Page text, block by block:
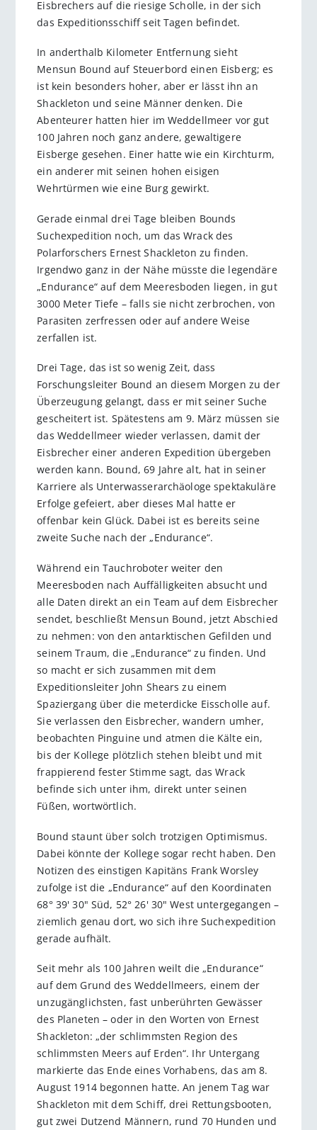
Eisbrechers auf die riesige Scholle, in der sich
das Expeditionsschiff seit Tagen befindet.
In anderthalb Kilometer Entfernung sieht
Mensun Bound auf Steuerbord einen Eisberg; es
ist kein besonders hoher, aber er lässt ihn an
Shackleton und seine Männer denken. Die
Abenteurer hatten hier im Weddellmeer vor gut
100 Jahren noch ganz andere, gewaltigere
Eisberge gesehen. Einer hatte wie ein Kirchturm,
ein anderer mit seinen hohen eisigen
Wehrtürmen wie eine Burg gewirkt.
Gerade einmal drei Tage bleiben Bounds
Suchexpedition noch, um das Wrack des
Polarforschers Ernest Shackleton zu finden.
Irgendwo ganz in der Nähe müsste die legendäre
„Endurance“ auf dem Meeresboden liegen, in gut
3000 Meter Tiefe – falls sie nicht zerbrochen, von
Parasiten zerfressen oder auf andere Weise
zerfallen ist.
Drei Tage, das ist so wenig Zeit, dass
Forschungsleiter Bound an diesem Morgen zu der
Überzeugung gelangt, dass er mit seiner Suche
gescheitert ist. Spätestens am 9. März müssen sie
das Weddellmeer wieder verlassen, damit der
Eisbrecher einer anderen Expedition übergeben
werden kann. Bound, 69 Jahre alt, hat in seiner
Karriere als Unterwasserarchäologe spektakuläre
Erfolge gefeiert, aber dieses Mal hatte er
offenbar kein Glück. Dabei ist es bereits seine
zweite Suche nach der „Endurance“.
Während ein Tauchroboter weiter den
Meeresboden nach Auffälligkeiten absucht und
alle Daten direkt an ein Team auf dem Eisbrecher
sendet, beschließt Mensun Bound, jetzt Abschied
zu nehmen: von den antarktischen Gefilden und
seinem Traum, die „Endurance“ zu finden. Und
so macht er sich zusammen mit dem
Expeditionsleiter John Shears zu einem
Spaziergang über die meterdicke Eisscholle auf.
Sie verlassen den Eisbrecher, wandern umher,
beobachten Pinguine und atmen die Kälte ein,
bis der Kollege plötzlich stehen bleibt und mit
frappierend fester Stimme sagt, das Wrack
befinde sich unter ihm, direkt unter seinen
Füßen, wortwörtlich.
Bound staunt über solch trotzigen Optimismus.
Dabei könnte der Kollege sogar recht haben. Den
Notizen des einstigen Kapitäns Frank Worsley
zufolge ist die „Endurance“ auf den Koordinaten
68° 39' 30" Süd, 52° 26' 30" West untergegangen –
ziemlich genau dort, wo sich ihre Suchexpedition
gerade aufhält.
Seit mehr als 100 Jahren weilt die „Endurance“
auf dem Grund des Weddellmeers, einem der
unzugänglichsten, fast unberührten Gewässer
des Planeten – oder in den Worten von Ernest
Shackleton: „der schlimmsten Region des
schlimmsten Meers auf Erden“. Ihr Untergang
markierte das Ende eines Vorhabens, das am 8.
August 1914 begonnen hatte. An jenem Tag war
Shackleton mit dem Schiff, drei Rettungsbooten,
gut zwei Dutzend Männern, rund 70 Hunden und